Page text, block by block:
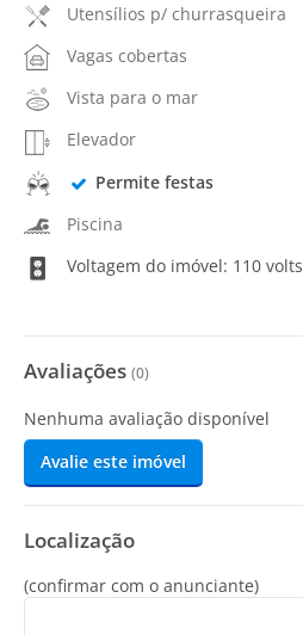
Utensílios p/ churrasqueira
Vagas cobertas
Vista para o mar
Elevador
Permite festas
Piscina
Voltagem do imóvel: 110 volts
Avaliações (0)
Nenhuma avaliação disponível
Avalie este imóvel
Localização
(confirmar com o anunciante)